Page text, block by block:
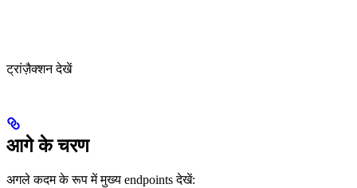
ट्रांज़ैक्शन देखें
आगे के चरण
अगले कदम के रूप में मुख्य endpoints देखें: